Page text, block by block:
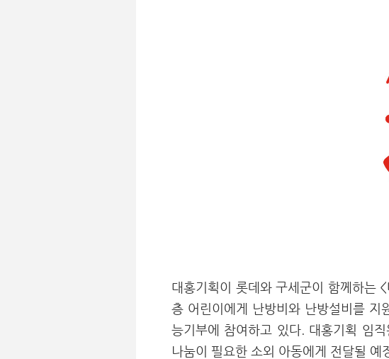
대홍기획이 롯데와 구세군이 함께하는
층 어린이에게 난방비와 난방설비를 지
능기부에 참여하고 있다. 대홍기획 임
나눔이 필요한 소외 아동에게 전달될 예